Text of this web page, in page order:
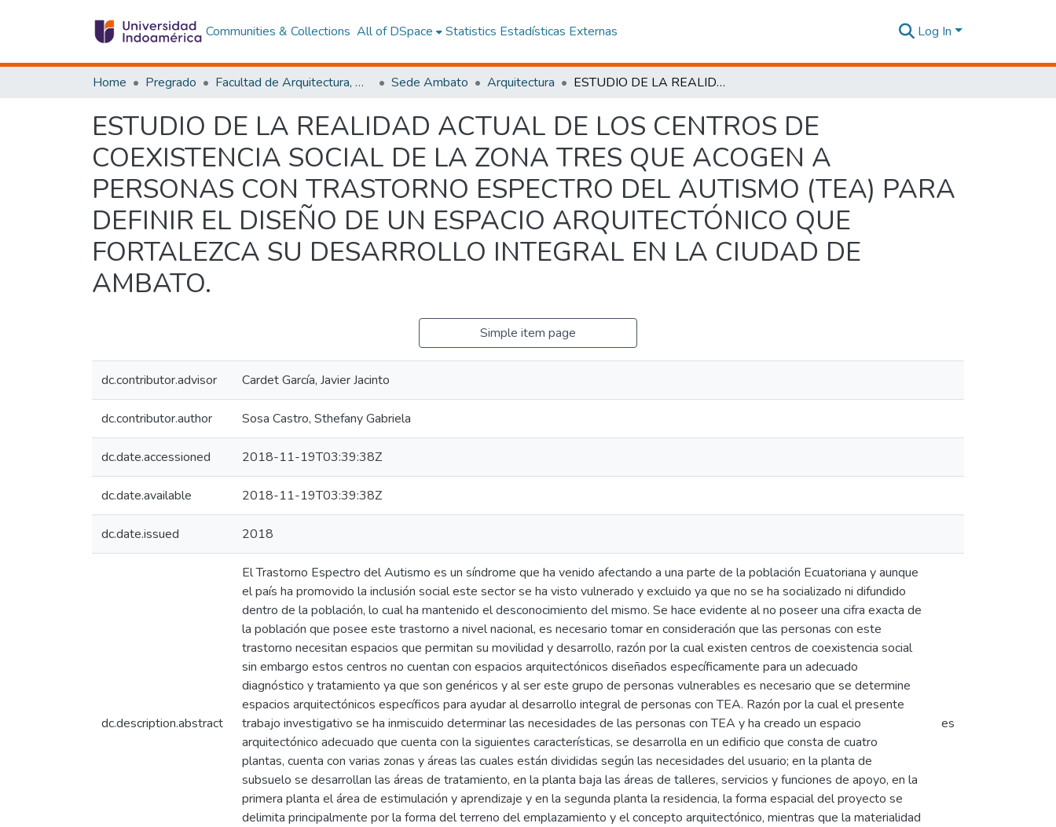
Communities & Collections All of DSpace Statistics Estadísticas Externas Log In
Home Pregrado Facultad de Arquitectura, Artes y Diseño Sede Ambato Arquitectura ESTUDIO DE LA REALIDAD ACTUAL DE LOS CENTROS DE COEXISTENCIA SOCIAL DE LA ZONA TRES QUE ACOGEN A PERSONAS CON TRASTORNO ESPECTRO DEL AUTISMO (TEA) PARA DEFINIR EL DISEÑO DE UN ESPACIO ARQUITECTÓNICO QUE FORTALEZCA SU DESARROLLO INTEGRAL EN LA CIUDAD DE AMBATO.
ESTUDIO DE LA REALIDAD ACTUAL DE LOS CENTROS DE
COEXISTENCIA SOCIAL DE LA ZONA TRES QUE ACOGEN A
PERSONAS CON TRASTORNO ESPECTRO DEL AUTISMO (TEA) PARA
DEFINIR EL DISEÑO DE UN ESPACIO ARQUITECTÓNICO QUE
FORTALEZCA SU DESARROLLO INTEGRAL EN LA CIUDAD DE
AMBATO.
Simple item page
dc.contributor.advisor Cardet García, Javier Jacinto
dc.contributor.author Sosa Castro, Sthefany Gabriela
dc.date.accessioned 2018-11-19T03:39:38Z
dc.date.available 2018-11-19T03:39:38Z
dc.date.issued 2018
dc.description.abstract
El Trastorno Espectro del Autismo es un síndrome que ha venido afectando a una parte de la población Ecuatoriana y aunque
el país ha promovido la inclusión social este sector se ha visto vulnerado y excluido ya que no se ha socializado ni difundido
dentro de la población, lo cual ha mantenido el desconocimiento del mismo. Se hace evidente al no poseer una cifra exacta de
la población que posee este trastorno a nivel nacional, es necesario tomar en consideración que las personas con este
trastorno necesitan espacios que permitan su movilidad y desarrollo, razón por la cual existen centros de coexistencia social
sin embargo estos centros no cuentan con espacios arquitectónicos diseñados específicamente para un adecuado
diagnóstico y tratamiento ya que son genéricos y al ser este grupo de personas vulnerables es necesario que se determine
espacios arquitectónicos específicos para ayudar al desarrollo integral de personas con TEA. Razón por la cual el presente
trabajo investigativo se ha inmiscuido determinar las necesidades de las personas con TEA y ha creado un espacio
arquitectónico adecuado que cuenta con la siguientes características, se desarrolla en un edificio que consta de cuatro
plantas, cuenta con varias zonas y áreas las cuales están divididas según las necesidades del usuario; en la planta de
subsuelo se desarrollan las áreas de tratamiento, en la planta baja las áreas de talleres, servicios y funciones de apoyo, en la
primera planta el área de estimulación y aprendizaje y en la segunda planta la residencia, la forma espacial del proyecto se
delimita principalmente por la forma del terreno del emplazamiento y el concepto arquitectónico, mientras que la materialidad
es